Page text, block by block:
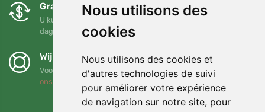
Nous utilisons des
cookies
Nous utilisons des cookies et
d'autres technologies de suivi
pour améliorer votre expérience
de navigation sur notre site, pour
Gratis ruilen en retourneren
U kunt uw bestelling op elk gewenst moment binnen 90
dagen retourneren of ruilen
Wij steunen Trees.org
Voor elke bestelling planten we een boom! Lees meer
ons